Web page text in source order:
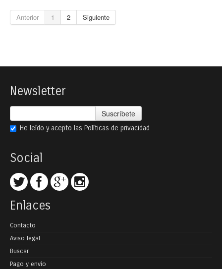
Anterior 1 2 Siguiente
Newsletter
Suscríbete
He leído y acepto las Políticas de privacidad
Social
Enlaces
Contacto
Aviso legal
Buscar
Pago y envío